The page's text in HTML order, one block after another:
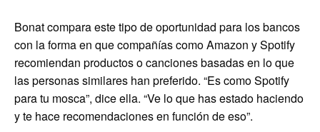
Bonat compara este tipo de oportunidad para los bancos
con la forma en que compañías como Amazon y Spotify
recomiendan productos o canciones basadas en lo que
las personas similares han preferido. “Es como Spotify
para tu mosca”, dice ella. “Ve lo que has estado haciendo
y te hace recomendaciones en función de eso”.